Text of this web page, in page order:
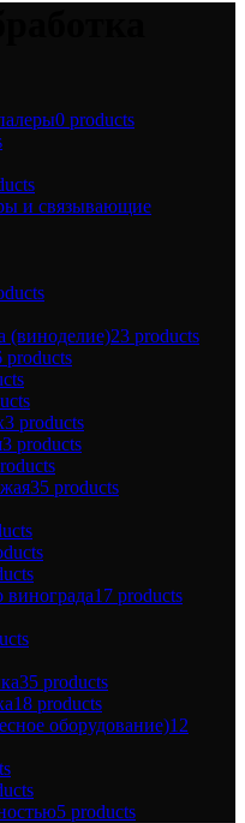
0 products
и связывающие
(виноделие)23 products
products
3 products
3 products
35 products
винограда17 products
35 products
18 products
оборудование)12
5 products